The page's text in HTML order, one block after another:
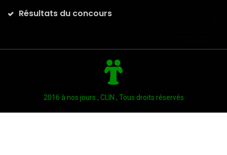
Résultats du concours
2016 à nos jours , CLIN , Tous droits réservés